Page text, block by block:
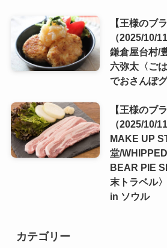
【王様のブ
（2025/10/
鎌倉屋台村/
六弥太〈ご
でおさんぽ
【王様のブ
（2025/10/
MAKE UP
堂/
BEAR PIE
末トラベル
in ソウル
カテゴリー